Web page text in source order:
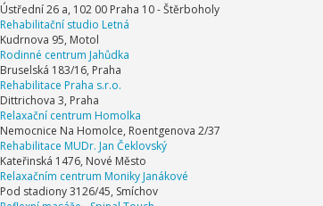
Ústřední 26 a, 102 00 Praha 10 - Štěrboholy
Rehabilitační studio Letná
Kudrnova 95, Motol
Rodinné centrum Jahůdka
Bruselská 183/16, Praha
Rehabilitace Praha s.r.o.
Dittrichova 3, Praha
Relaxační centrum Homolka
Nemocnice Na Homolce, Roentgenova 2/37
Rehabilitace MUDr. Jan Čeklovský
Kateřinská 1476, Nové Město
Relaxačním centrum Moniky Janákové
Pod stadiony 3126/45, Smíchov